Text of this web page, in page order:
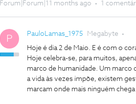
Forum|Forum|11 months ago 1
P PauloLamas_1975 Megabyte
Hoje é dia 2 de Maio. E é com o
Hoje celebra-se, para muitos,
marco de humanidade. Um marco
a vida às vezes impõe, existem
marcam onde mais ninguém